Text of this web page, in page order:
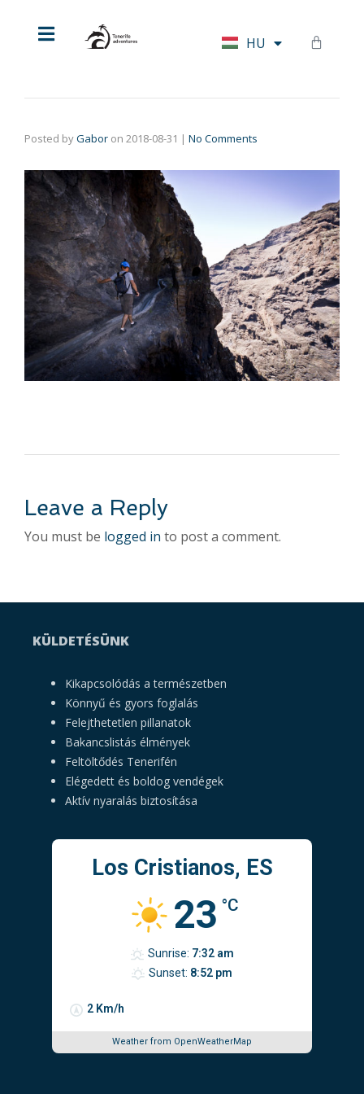
HU
DE
Posted byGabor on 2018-08-31 | No Comments
Leave a Reply
You must be logged in to post a comment.
KÜLDETÉSÜNK
Kikapcsolódás a természetben
Könnyű és gyors foglalás
Felejthetetlen pillanatok
Bakancslistás élmények
Feltöltődés Tenerifén
Elégedett és boldog vendégek
Aktív nyaralás biztosítása
Los Cristianos, ES
23 °C
2 Km/h
Sunrise: 7:32 am
Sunset: 8:52 pm
Weather from OpenWeatherMap